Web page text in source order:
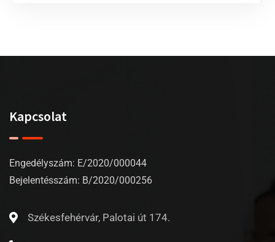
Kapcsolat
Engedélyszám: E/2020/000044
Bejelentésszám: B/2020/000256
Székesfehérvár, Palotai út 174.